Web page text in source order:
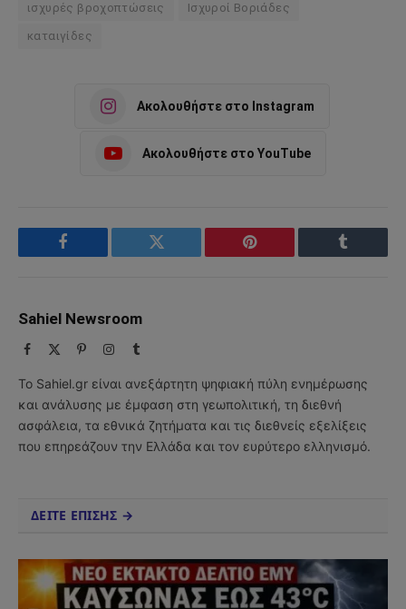
ισχυρές βροχοπτώσεις Ισχυροί Βοριάδες
καταιγίδες
Ακολουθήστε στο Instagram
Ακολουθήστε στο YouTube
Facebook Twitter Pinterest Tumblr
Sahiel Newsroom
Facebook PinterestInstagram
Tumblr
Το Sahiel.gr είναι ανεξάρτητη ψηφιακή πύλη ενημέρωσης
και ανάλυσης με έμφαση στη γεωπολιτική, τη διεθνή
ασφάλεια, τα εθνικά ζητήματα και τις διεθνείς εξελίξεις
που επηρεάζουν την Ελλάδα και τον ευρύτερο ελληνισμό.
ΔΕΙΤΕ ΕΠΙΣΗΣ →